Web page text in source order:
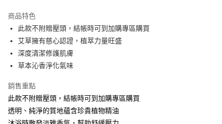
消。如遇「轉專審核」未通過狀況，表示未達大哥付你分期系統評分，恕無
法說明評估內容。
【繳款方式說明】
1.分期款項不併入電信帳單，「大哥付你分期」於每月結算日後寄送繳費提
醒簡訊。
2.透過簡訊連結打開帳單後，可選擇「超商條碼／台灣大直營門市／銀行轉
【注意事項】
1.本服務係由「台灣大哥大股份有限公司」（以下簡稱本公司）所提供，讓
用戶於交易時，得透過本服務購買商品或服務，並由商店將買賣／分期付款
１．簡單：不需註冊會員、不需綁卡、不需儲值。
３．安心：先確認商品／服務後，再付款。
【「AFTEE先享後付」結帳流程】
１．於結帳方式選擇「AFTEE先享後付」後，將跳轉至「AFTEE先享後付」
結帳頁面，進行簡訊認證並確認金額後，即可完成結帳。
３．收到繳費通知簡訊後14天內，點擊此簡訊中的連結，可透過四大超商／
ATM／網路銀行／等多元方式進行付款，方視為交易完成。
※ 請注意：結帳手續完成當下不需立刻繳費，但若您需要取消訂單，請聯絡
購買商品的店家。未經商家同意取消之訂單仍視為有效，需透過AFTEE先享
後付繳納相關費用。
運送方式
每筆NT$100，滿NT$1,000(含以上)免運費
❌未開放，選取系統將直接取消訂單❌
⭕超取僅提供付款後7-11取貨
每筆NT$100，滿NT$1,000(含以上)免運費
商品特色
此款不附贈壓頭，結帳時可到加購專區購買
艾草擁有慈心認證，植萃力量旺盛
深度清潔修護肌膚
草本沁香淨化氣味
銷售重點
此款不附贈壓頭，結帳時可到加購專區購買
透明、純淨的質地蘊含珍貴植物精油